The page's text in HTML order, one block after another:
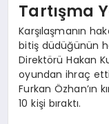
Tartışma
Karşılaşmanın
bitiş düdüğünün
Direktörü Hakan
oyundan ihraç
Furkan Özhan’ın
10 kişi bıraktı.